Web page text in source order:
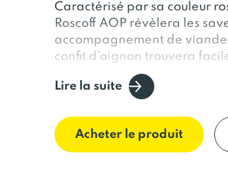
Caractérisé par sa couleur
Roscoff AOP révèlera les
accompagnement de
confit d’oignon trouvera
Lire la suite
Acheter le produit